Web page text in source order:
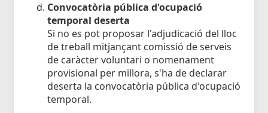
Convocatòria pública d'ocupació
temporal deserta
Si no es pot proposar l'adjudicació del lloc
de treball mitjançant comissió de serveis
de caràcter voluntari o nomenament
provisional per millora, s'ha de declarar
deserta la convocatòria pública d'ocupació
temporal.